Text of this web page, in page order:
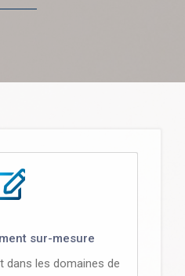
sur-mesure
dans les domaines de